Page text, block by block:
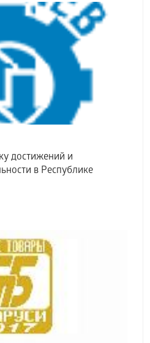
достижений и
в Республике